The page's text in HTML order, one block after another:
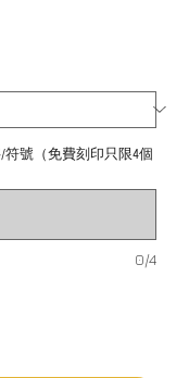
號（免費刻印只限4個
0/4